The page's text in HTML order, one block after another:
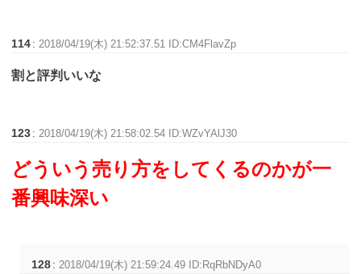
114 :2018/04/19(木) 21:52:37.51 ID:CM4FlavZp
割と評判いいな
123 :2018/04/19(木) 21:58:02.54 ID:WZvYAlJ30
どういう売り方をしてくるのかが一
番興味深い
128 : 2018/04/19(木) 21:59:24.49 ID:RqRbNDyA0